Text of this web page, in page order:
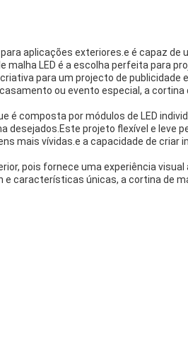
aplicações exteriores.e é capaz de
LED é a escolha perfeita para
para um projecto de publicidade
ou evento especial, a cortina
é composta por módulos de LED
desejados.Este projeto flexível e leve
mais vívidas.e a capacidade de criar
pois fornece uma experiência
características únicas, a cortina de